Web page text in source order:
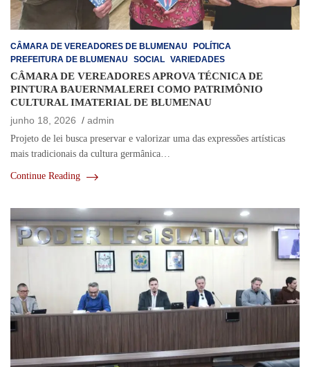
CÂMARA DE VEREADORES DE BLUMENAU
POLÍTICA
PREFEITURA DE BLUMENAU
SOCIAL VARIEDADES
CÂMARA DE VEREADORES APROVA TÉCNICA DE
PINTURA BAUERNMALEREI COMO PATRIMÔNIO
CULTURAL IMATERIAL DE BLUMENAU
junho 18, 2026
admin
Projeto de lei busca preservar e valorizar uma das expressões artísticas
mais tradicionais da cultura germânica…
Continue Reading